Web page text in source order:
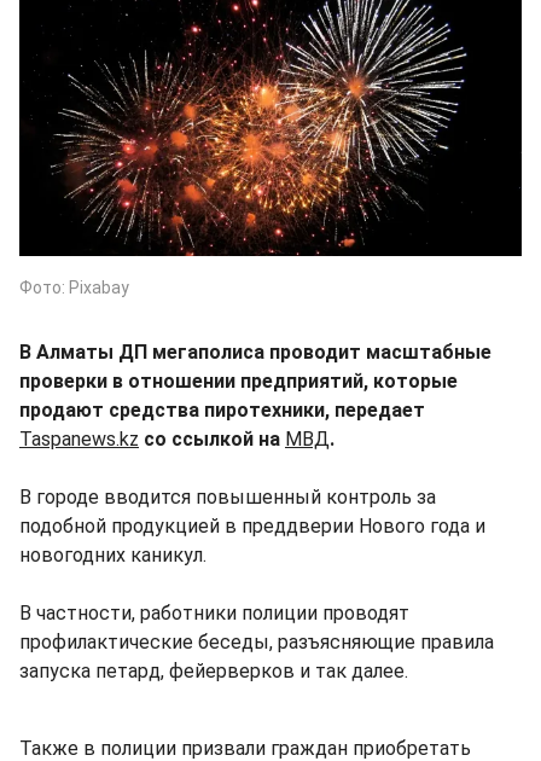
Фото: Pixabay
В Алматы ДП мегаполиса проводит масштабные
проверки в отношении предприятий, которые
продают средства пиротехники, передает
Taspanews.kz со ссылкой на МВД.
В городе вводится повышенный контроль за
подобной продукцией в преддверии Нового года и
новогодних каникул.
В частности, работники полиции проводят
профилактические беседы, разъясняющие правила
запуска петард, фейерверков и так далее.
Также в полиции призвали граждан приобретать